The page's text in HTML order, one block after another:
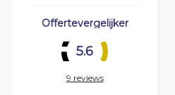
Offertevergelijker
5.6
9 reviews